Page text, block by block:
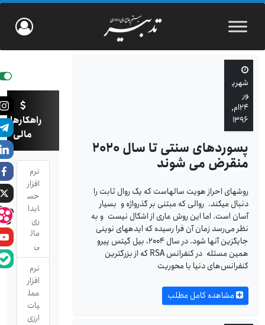
شهری
ور
۲۴ام,
۱۳۹۶
پسوردهای سنتی تا سال ۲۰۲۰
منقرض می شوند
روش­های احراز هویت سال­هاست که یک روال ثابت را
دنبال می­کند. روالی که مبتنی بر گذرواژه و بسیار
آسان است. اما این روش عاری از اشکال نیست و به
نظر می‌رسد زمان آن فرا رسیده که ایده­های نوینی
جایگزین آنها شود. در سال ۲۰۰۴، بیل گیتس پیرو
همین مسئله در کنفرانس RSA که از بزرگترین
کنفرانس­‌های دنیا با محوریت
مشاهده کامل مطلب
راهکارهای
مالی
نرم
افزار
حس
ابدا
ری
مال
ی
نرم
افزار
عمل
یات
ارزی